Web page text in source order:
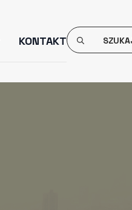
KONTAKT
Search
For: